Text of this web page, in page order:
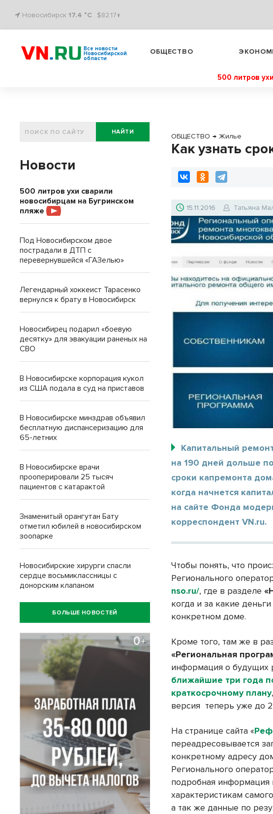
Новосибирск 17.4 °C $82.17↑
Все новости
Новосибирской
области
ОБЩЕСТВО
500 литров
ОБЩЕСТВО → Жилье
Как узнать
15.11.2016 Татьяна
Капитальный
на 190 дней дольше
сроки капремонта
когда начнется
на сайте Фонда
корреспондент VN.ru.
Чтобы понять, что
Регионального
nso.ru/, где в разделе
когда и за какие
конкретном доме.
Кроме того, там же в
«Региональная
информация о будущих
ближайшие три года
краткосрочному плану
версия теперь уже до
На странице сайта «
переадресовывается
конкретному адресу
Регионального
подробная информация
характеристикам
а так же данные по
НАЙТИ
Новости
500 литров ухи сварили
новосибирцам на Бугринском
пляже
Под Новосибирском двое
пострадали в ДТП с
перевернувшейся «ГАЗелью»
Легендарный хоккеист Тарасенко
вернулся к брату в Новосибирск
Новосибирец подарил «боевую
десятку» для эвакуации раненых на
СВО
В Новосибирске корпорация кукол
из США подала в суд на приставов
В Новосибирске минздрав объявил
бесплатную диспансеризацию для
65-летних
В Новосибирске врачи
прооперировали 25 тысяч
пациентов с катарактой
Знаменитый орангутан Бату
отметил юбилей в новосибирском
зоопарке
Новосибирские хирурги спасли
сердце восьмиклассницы с
донорским клапаном
БОЛЬШЕ НОВОСТЕЙ